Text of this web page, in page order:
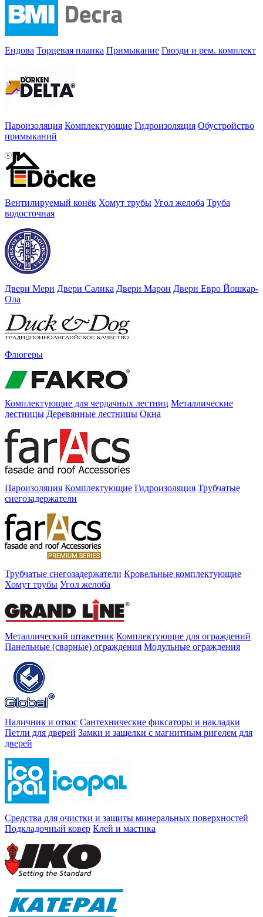
Ендова Торцевая планка Примыкание Гвозди и рем. комплект
Пароизоляция Комплектующие Гидроизоляция Обустройство
примыканий
Вентилируемый конёк Хомут трубы Угол желоба Труба
водосточная
Двери Мери Двери Салика Двери Марон Двери Евро Йошкар-
Ола
Флюгеры
Комплектующие для чердачных лестниц Металлические
лестницы Деревянные лестницы Окна
Пароизоляция Комплектующие Гидроизоляция Трубчатые
снегозадержатели
Трубчатые снегозадержатели Кровельные комплектующие
Хомут трубы Угол желоба
Металлический штакетник Комплектующие для ограждений
Панельные (сварные) ограждения Модульные ограждения
Наличник и откос Сантехнические фиксаторы и накладки
Петли для дверей Замки и защелки с магнитным ригелем для
дверей
Средства для очистки и защиты минеральных поверхностей
Подкладочный ковер Клей и мастика